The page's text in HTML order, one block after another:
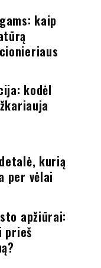
kaip
kodėl
kurią
per vėlai
apžiūrai:
prieš